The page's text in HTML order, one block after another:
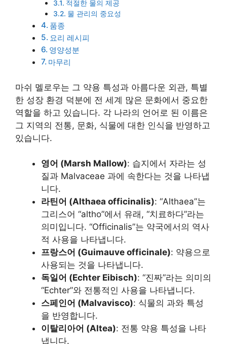
적절한 물의 제공
물 관리의 중요성
품종
요리 레시피
영양성분
마무리
마쉬 멜로우는 그 약용 특성과 아름다운 외관, 특별
한 성장 환경 덕분에 전 세계 많은 문화에서 중요한
역할을 하고 있습니다. 각 나라의 언어로 된 이름은
그 지역의 전통, 문화, 식물에 대한 인식을 반영하고
있습니다.
영어 (Marsh Mallow): 습지에서 자라는 성
질과 Malvaceae 과에 속한다는 것을 나타냅
니다.
라틴어 (Althaea officinalis): “Althaea”는
그리스어 “altho”에서 유래, “치료하다”라는
의미입니다. “Officinalis”는 약국에서의 역사
적 사용을 나타냅니다.
프랑스어 (Guimauve officinale): 약용으로
사용되는 것을 나타냅니다.
독일어 (Echter Eibisch): “진짜”라는 의미의
“Echter”와 전통적인 사용을 나타냅니다.
스페인어 (Malvavisco): 식물의 과와 특성
을 반영합니다.
이탈리아어 (Altea): 전통 약용 특성을 나타
냅니다.